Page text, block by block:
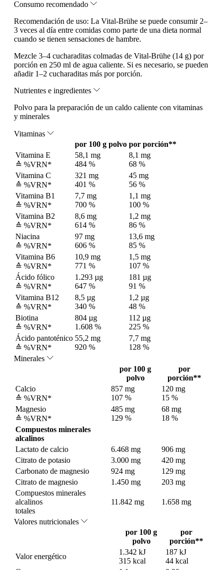
Consumo recomendado
Recomendación de uso: La Vital-Brühe se puede consumir 2–
3 veces al día entre comidas como parte de una dieta normal
cuando se tienen sensaciones de hambre.
Mezcle 3–4 cucharaditas colmadas de Vital-Brühe (14 g) por
porción en 250 ml de agua caliente. Si es necesario, se pueden
añadir 1–2 cucharaditas más por porción.
Nutrientes e ingredientes
Polvo para la preparación de un caldo caliente con vitaminas
y minerales
Vitaminas
por 100 g polvo por porción**
Vitamina E
≙ %VRN*
58,1 mg
484 %
8,1 mg
68 %
Vitamina C
≙ %VRN*
321 mg
401 %
45 mg
56 %
Vitamina B1
≙ %VRN*
7,7 mg
700 %
1,1 mg
100 %
Vitamina B2
≙ %VRN*
8,6 mg
614 %
1,2 mg
86 %
Niacina
≙ %VRN*
97 mg
606 %
13,6 mg
85 %
Vitamina B6
≙ %VRN*
10,9 mg
771 %
1,5 mg
107 %
Ácido fólico
≙ %VRN*
1.293 µg
647 %
181 µg
91 %
Vitamina B12
≙ %VRN*
8,5 µg
340 %
1,2 µg
48 %
Biotina
≙ %VRN*
804 µg
1.608 %
112 µg
225 %
Ácido pantoténico
≙ %VRN*
55,2 mg
920 %
7,7 mg
128 %
Minerales
por 100 g
polvo
por
porción**
Calcio
≙ %VRN*
857 mg
107 %
120 mg
15 %
Magnesio
≙ %VRN*
485 mg
129 %
68 mg
18 %
Compuestos minerales
alcalinos
Lactato de calcio
6.468 mg
906 mg
Citrato de potasio
3.000 mg
420 mg
Carbonato de magnesio
924 mg
129 mg
Citrato de magnesio
1.450 mg
203 mg
Compuestos minerales
alcalinos
totales
11.842 mg 1.658 mg
Valores nutricionales
por 100 g
polvo
por
porción**
Valor energético
1.342 kJ
315 kcal
187 kJ
44 kcal